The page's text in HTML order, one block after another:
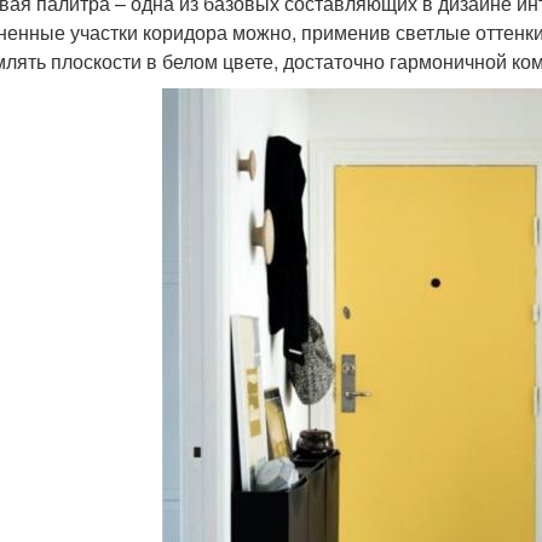
участки коридора можно, применив светлые
плоскости в белом цвете, достаточно гармоничной